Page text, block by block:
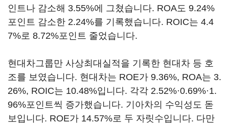
인트나 감소해 3.55%에 그쳤습니다. ROA도 9.24%
포인트 감소한 2.24%를 기록했습니다. ROIC는 4.4
7%로 8.72%포인트 줄었습니다.
현대차그룹만 사상최대실적을 기록한 현대차 등 호
조를 보였습니다. 현대차는 ROE가 9.36%, ROA는 3.
26%, ROIC는 10.48%입니다. 각각 2.52%·0.69%·1.
96%포인트씩 증가했습니다. 기아차의 수익성도 돋
보입니다. ROE가 14.57%로 두 자릿수입니다. 다만